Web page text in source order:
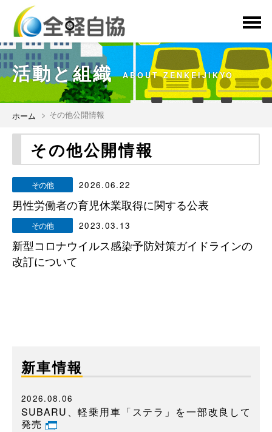
活動と組織 ABOUT ZENKEIJIKYO
ホーム その他公開情報
その他公開情報
その他 2026.06.22
男性労働者の育児休業取得に関する公表
その他 2023.03.13
新型コロナウイルス感染予防対策ガイドラインの
改訂について
新車情報
2026.08.06
SUBARU、軽乗用車「ステラ」を一部改良して
発売